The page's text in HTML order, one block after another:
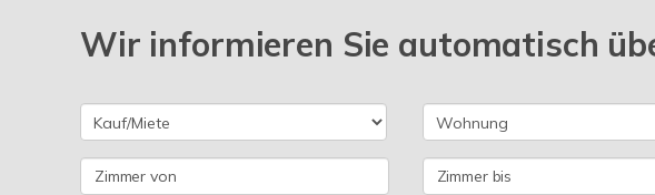
Wir informieren Sie automatisch